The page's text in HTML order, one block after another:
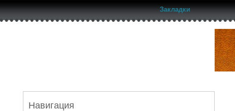
Закладки
Навигация